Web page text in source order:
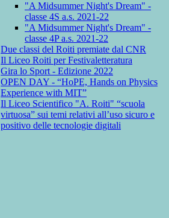
"A Midsummer Night's Dream" -
classe 4S a.s. 2021-22
"A Midsummer Night's Dream" -
classe 4P a.s. 2021-22
Due classi del Roiti premiate dal CNR
Il Liceo Roiti per Festivaletteratura
Gira lo Sport - Edizione 2022
OPEN DAY - “HoPE, Hands on Physics
Experience with MIT”
Il Liceo Scientifico "A. Roiti" “scuola
virtuosa” sui temi relativi all’uso sicuro e
positivo delle tecnologie digitali